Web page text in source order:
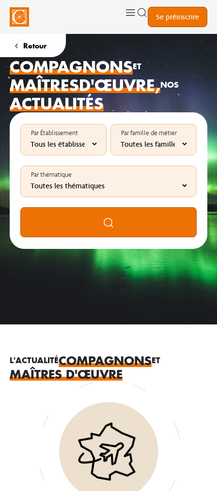
Se préinscrire
Retour
COMPAGNONSET
MAÎTRESD'ŒUVRE,NOS
ACTUALITÉS
Par Établissement Par famille de métier
Par thématique
Rechercher
L'ACTUALITÉCOMPAGNONSET
MAÎTRES D'ŒUVRE